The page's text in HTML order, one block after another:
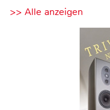
>> Alle anzeigen